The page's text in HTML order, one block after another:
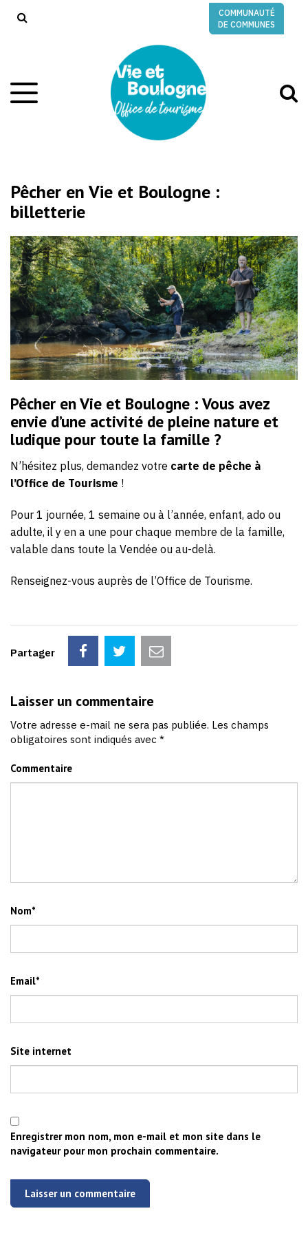
COMMUNAUTÉ
DE COMMUNES
Aller
à
Pêcher en Vie et Boulogne :
billetterie
Pêcher en Vie et Boulogne : Vous avez
envie d’une activité de pleine nature et
ludique pour toute la famille ?
N’hésitez plus, demandez votre carte de pêche à
l’Office de Tourisme !
Pour 1 journée, 1 semaine ou à l’année, enfant, ado ou
adulte, il y en a une pour chaque membre de la famille,
valable dans toute la Vendée ou au-delà.
Renseignez-vous auprès de l’Office de Tourisme.
Partager
Laisser un commentaire
Votre adresse e-mail ne sera pas publiée. Les champs
obligatoires sont indiqués avec *
Commentaire
Nom*
Email*
Site internet
Enregistrer mon nom, mon e-mail et mon site dans le
navigateur pour mon prochain commentaire.